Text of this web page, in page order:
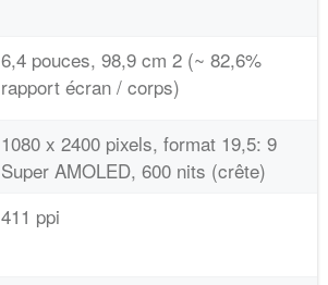
6,4 pouces, 98,9 cm 2 (~ 82,6%
rapport écran / corps)
1080 x 2400 pixels, format 19,5: 9
Super AMOLED, 600 nits (crête)
411 ppi